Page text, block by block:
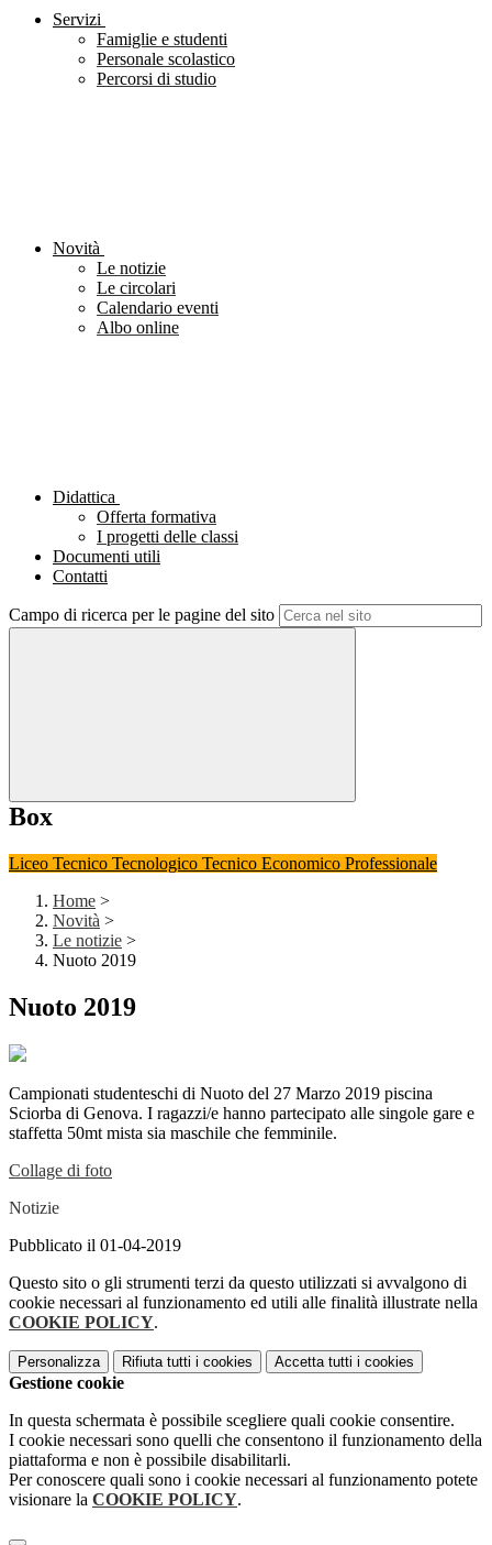
Servizi
Famiglie e studenti
Personale scolastico
Percorsi di studio
Novità
Le notizie
Le circolari
Calendario eventi
Albo online
Didattica
Offerta formativa
I progetti delle classi
Documenti utili
Contatti
Campo di ricerca per le pagine del sito
Box
Liceo Tecnico Tecnologico Tecnico Economico Professionale
Home >
Novità >
Le notizie >
Nuoto 2019
Nuoto 2019
Campionati studenteschi di Nuoto del 27 Marzo 2019 piscina
Sciorba di Genova. I ragazzi/e hanno partecipato alle singole gare e
staffetta 50mt mista sia maschile che femminile.
Collage di foto
Notizie
Pubblicato il 01-04-2019
Questo sito o gli strumenti terzi da questo utilizzati si avvalgono di
cookie necessari al funzionamento ed utili alle finalità illustrate nella
COOKIE POLICY.
Personalizza Rifiuta tutti i cookies Accetta tutti i cookies
Gestione cookie
In questa schermata è possibile scegliere quali cookie consentire.
I cookie necessari sono quelli che consentono il funzionamento della
piattaforma e non è possibile disabilitarli.
Per conoscere quali sono i cookie necessari al funzionamento potete
visionare la COOKIE POLICY.